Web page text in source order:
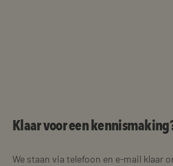
Klaar voor een
We staan via telefoon en e-mail klaar